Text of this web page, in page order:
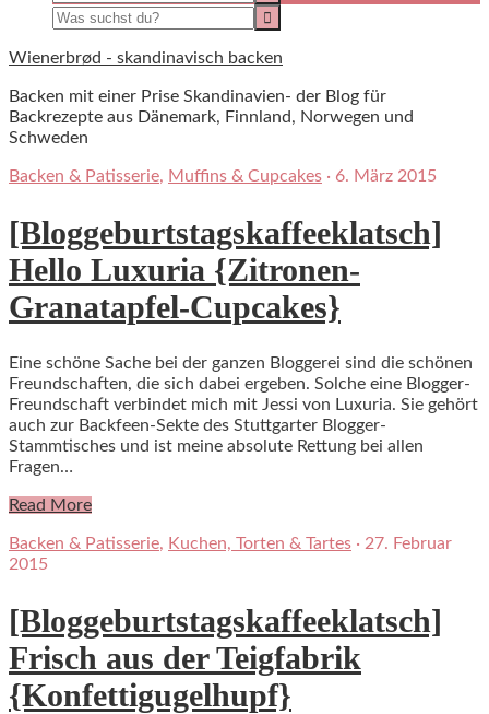
Wienerbrød - skandinavisch backen
Backen mit einer Prise Skandinavien- der Blog für
Backrezepte aus Dänemark, Finnland, Norwegen und
Schweden
Backen & Patisserie, Muffins & Cupcakes · 6. März 2015
[Bloggeburtstagskaffeeklatsch]
Hello Luxuria {Zitronen-
Granatapfel-Cupcakes}
Eine schöne Sache bei der ganzen Bloggerei sind die schönen
Freundschaften, die sich dabei ergeben. Solche eine Blogger-
Freundschaft verbindet mich mit Jessi von Luxuria. Sie gehört
auch zur Backfeen-Sekte des Stuttgarter Blogger-
Stammtisches und ist meine absolute Rettung bei allen
Fragen…
Read More
Backen & Patisserie, Kuchen, Torten & Tartes · 27. Februar
2015
[Bloggeburtstagskaffeeklatsch]
Frisch aus der Teigfabrik
{Konfettigugelhupf}